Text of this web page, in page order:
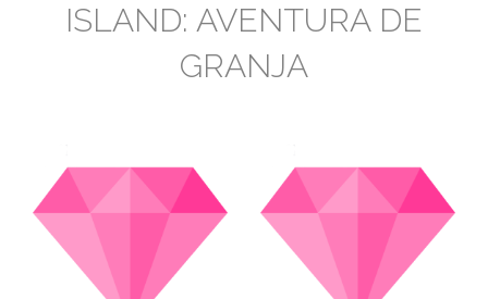
ISLAND: AVENTURA DE
GRANJA